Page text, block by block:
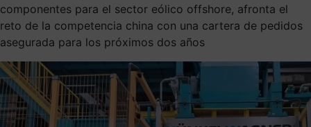
componentes para el sector eólico offshore, afronta el
reto de la competencia china con una cartera de pedidos
asegurada para los próximos dos años